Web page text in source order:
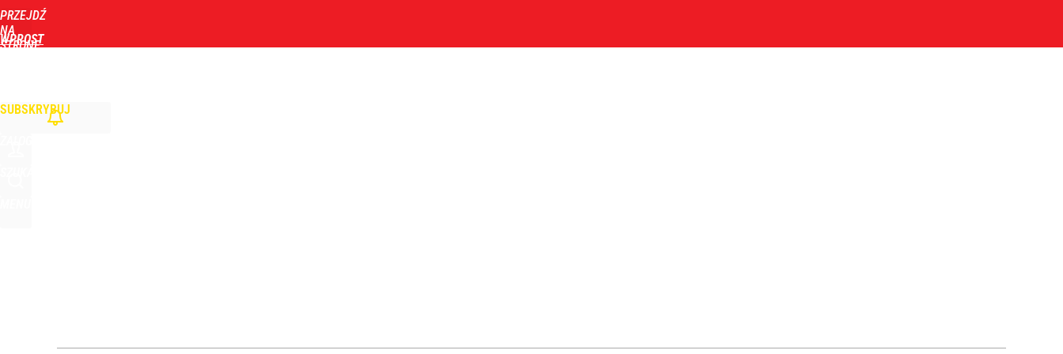
PRZEJDŹ
NA
STRONĘ
WPROST
SUBSKRYBUJ
2